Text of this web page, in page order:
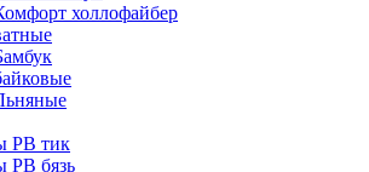
холлофайбер
РВ тик
РВ бязь